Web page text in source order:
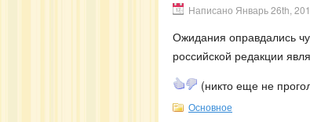
Написано Январь 26th,
Ожидания оправдались
российской редакции
(никто еще не
Основное